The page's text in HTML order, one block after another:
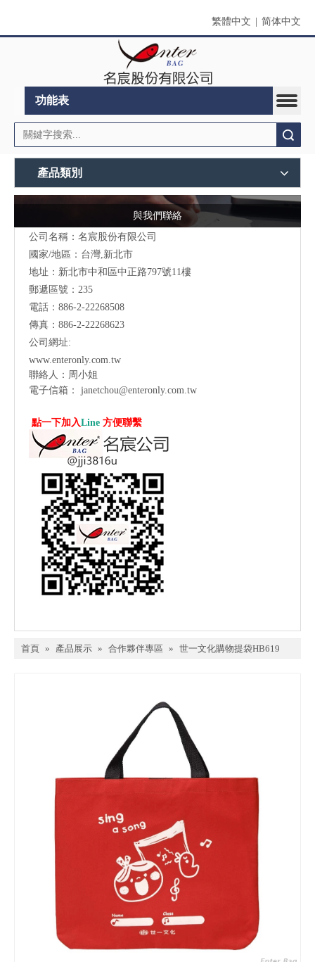
繁體中文 简体中文
功能表
產品類別
與我們聯絡
公司名稱：名宸股份有限公司
國家/地區：台灣,新北市
地址：新北市中和區中正路797號11樓
郵遞區號：235
電話：886-2-22268508
傳真：886-2-22268623
公司網址:
www.enteronly.com.tw
聯絡人：周小姐
電子信箱： janetchou@enteronly.com.tw
點一下加入Line 方便聯繫
首頁 » 產品展示 » 合作夥伴專區 » 世一文化購物提袋HB619